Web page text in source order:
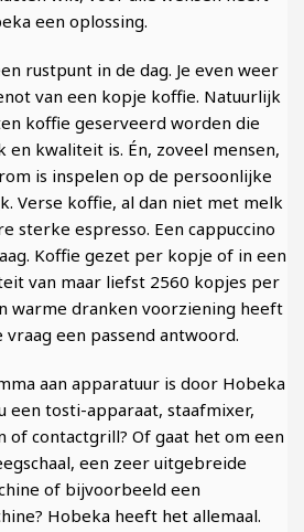
een oplossing.
rustpunt in de dag. Je even weer
van een kopje koffie. Natuurlijk
koffie geserveerd worden die
en kwaliteit is. Én, zoveel mensen,
is inspelen op de persoonlijke
Verse koffie, al dan niet met melk
sterke espresso. Een cappuccino
Koffie gezet per kopje of in een
van maar liefst 2560 kopjes per
warme dranken voorziening heeft
een passend antwoord.
aan apparatuur is door Hobeka
een tosti-apparaat, staafmixer,
of contactgrill? Of gaat het om een
een zeer uitgebreide
of bijvoorbeeld een
Hobeka heeft het allemaal.